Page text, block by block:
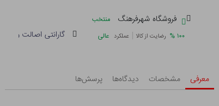
فروشگاه شهرفرهنگ
منتخب
۱۰۰ % رضایت از کالا | عملکرد عالی گارانتی اصالت و
معرفی مشخصات دیدگاه‌ها پرسش‌ها